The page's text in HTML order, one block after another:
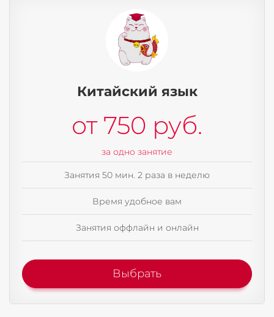
Китайский язык
от 750 руб.
за одно занятие
Занятия 50 мин. 2 раза в неделю
Время удобное вам
Занятия оффлайн и онлайн
Выбрать